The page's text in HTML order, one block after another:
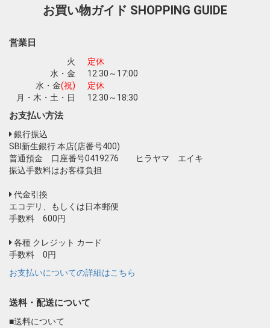
お買い物ガイド SHOPPING GUIDE
営業日
火
定休
水・金
12:30～17:00
水・金(祝)
定休
月・木・土・日
12:30～18:30
お支払い方法
銀行振込
SBI新生銀行 本店(店番号400)
普通預金 口座番号0419276 ヒラヤマ エイキ
振込手数料はお客様負担
代金引換
エコデリ、もしくは日本郵便
手数料 600円
各種 クレジット カード
手数料 0円
お支払いについての詳細はこちら
送料・配送について
■送料について